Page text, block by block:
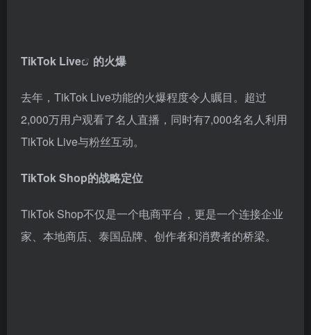
TikTok Live 的火爆
去年，TikTok Live功能的火爆程度令人瞩目。超过
2,000万用户观看了名人直播，同时有7,000名名人利用
TikTok Live与粉丝互动。
TikTok Shop的战略定位
TikTok Shop不仅是一个电商平台，更是一个连接企业
家、本地商店、泰国品牌、创作者和消费者的桥梁。